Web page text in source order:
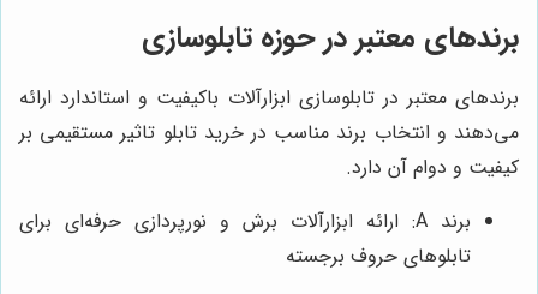
برندهای معتبر در حوزه تابلوسازی
برندهای معتبر در تابلوسازی ابزارآلات باکیفیت و استاندارد ارائه
می‌دهند و انتخاب برند مناسب در خرید تابلو تاثیر مستقیمی بر
کیفیت و دوام آن دارد.
برند A: ارائه ابزارآلات برش و نورپردازی حرفه‌ای برای
تابلوهای حروف برجسته